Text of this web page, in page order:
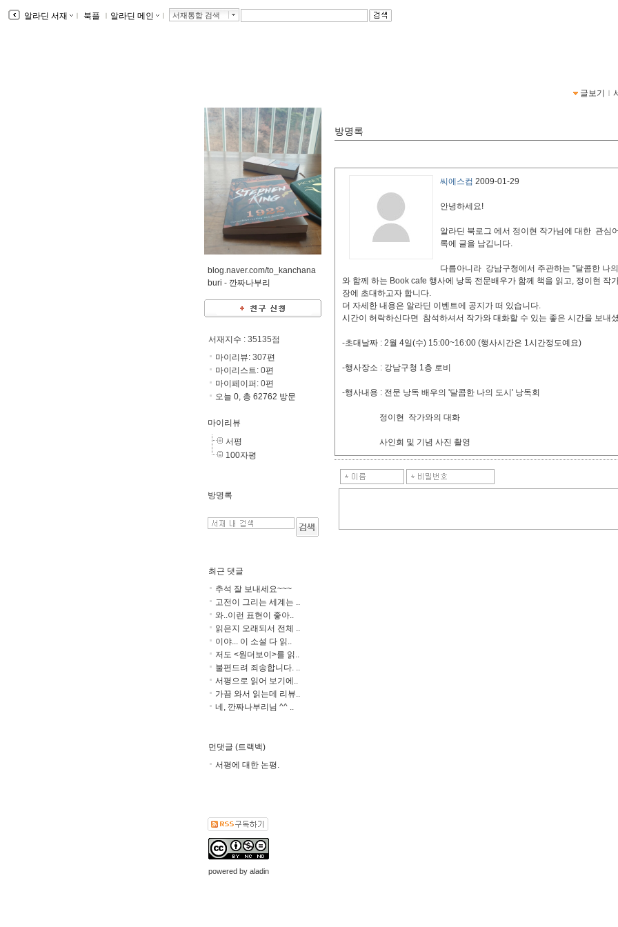
알라딘 서재 ｌ 북플 ｌ 알라딘 메인 ｌ 서재통합 검색
글보기 ｌ
blog.naver.com/to_kanchana
buri - 깐짜나부리
서재지수 : 35135점
마이리뷰: 307편
마이리스트: 0편
마이페이퍼: 0편
오늘 0, 총 62762 방문
마이리뷰
서평
100자평
방명록
최근 댓글
추석 잘 보내세요~~~
고전이 그리는 세계는 ..
와..이런 표현이 좋아..
읽은지 오래되서 전체 ..
이야... 이 소설 다 읽..
저도 <원더보이>를 읽..
불편드려 죄송합니다. ..
서평으로 읽어 보기에..
가끔 와서 읽는데 리뷰..
네, 깐짜나부리님 ^^ ..
먼댓글 (트랙백)
서평에 대한 논평.
powered by aladin
방명록
씨에스컴 2009-01-29
안녕하세요!
알라딘 북로그 에서 정이현 작가님에 대한 관심
록에 글을 남깁니다.
다름아니라 강남구청에서 주관하는 "달콤한 나
와 함께 하는 Book cafe 행사에 낭독 전문배우가 함께 책을 읽고, 정이현 작
장에 초대하고자 합니다.
더 자세한 내용은 알라딘 이벤트에 공지가 떠 있습니다.
시간이 허락하신다면 참석하셔서 작가와 대화할 수 있는 좋은 시간을 보내
-초대날짜 : 2월 4일(수) 15:00~16:00 (행사시간은 1시간정도예요)
-행사장소 : 강남구청 1층 로비
-행사내용 : 전문 낭독 배우의 '달콤한 나의 도시' 낭독회
정이현 작가와의 대화
사인회 및 기념 사진 촬영